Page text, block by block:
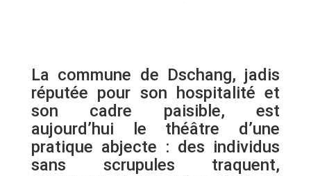
La commune de Dschang, jadis
réputée pour son hospitalité et
son cadre paisible, est
aujourd’hui le théâtre d’une
pratique abjecte : des individus
sans scrupules traquent,